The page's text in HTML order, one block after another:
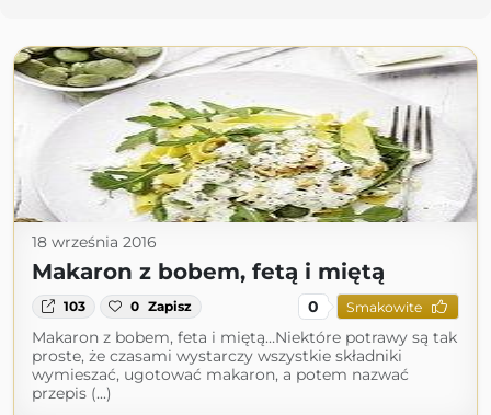
18 września 2016
Makaron z bobem, fetą i miętą
103 0 Zapisz 0 Smakowite
Makaron z bobem, feta i miętą…Niektóre potrawy są tak
proste, że czasami wystarczy wszystkie składniki
wymieszać, ugotować makaron, a potem nazwać
przepis (...)